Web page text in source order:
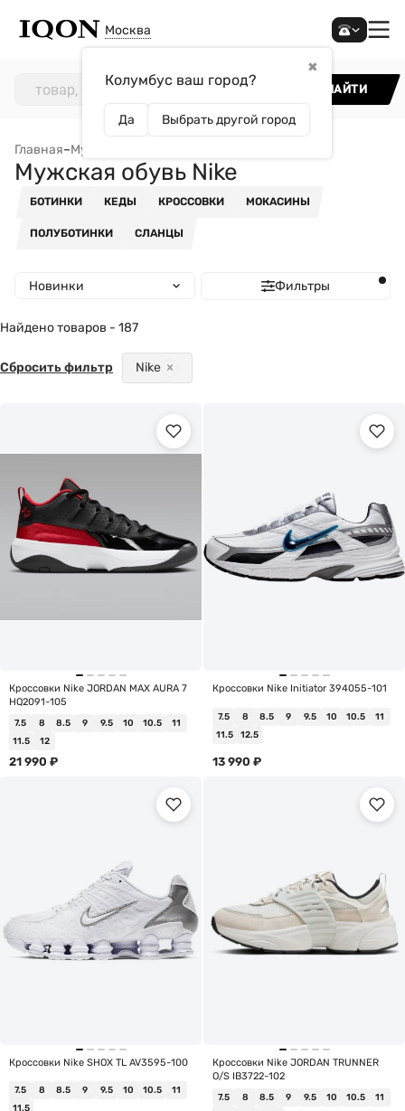
Москва
✖
Колумбус ваш город?
Да Выбрать другой город
НАЙТИ
Главная–Мужчинам
Мужская обувь Nike
БОТИНКИ КЕДЫ КРОССОВКИ МОКАСИНЫ
ПОЛУБОТИНКИ СЛАНЦЫ
Новинки Фильтры
Найдено товаров - 187
Nike
Сбросить фильтр
Кроссовки Nike JORDAN MAX AURA 7
HQ2091-105
7.5 8 8.5 9 9.5 10 10.5
11
11.5
12
21 990 ₽
Кроссовки Nike Initiator 394055-101
7.5 8 8.5 9 9.5 10 10.5
11
11.5
12.5
13 990 ₽
Кроссовки Nike SHOX TL AV3595-100
7.5 8 8.5 9 9.5 10 10.5
11
11.5
Кроссовки Nike JORDAN TRUNNER
O/S IB3722-102
7.5 8 8.5 9 9.5 10 10.5
11